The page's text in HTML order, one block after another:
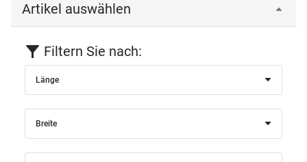
Artikel auswählen
Filtern Sie nach:
Länge
Breite